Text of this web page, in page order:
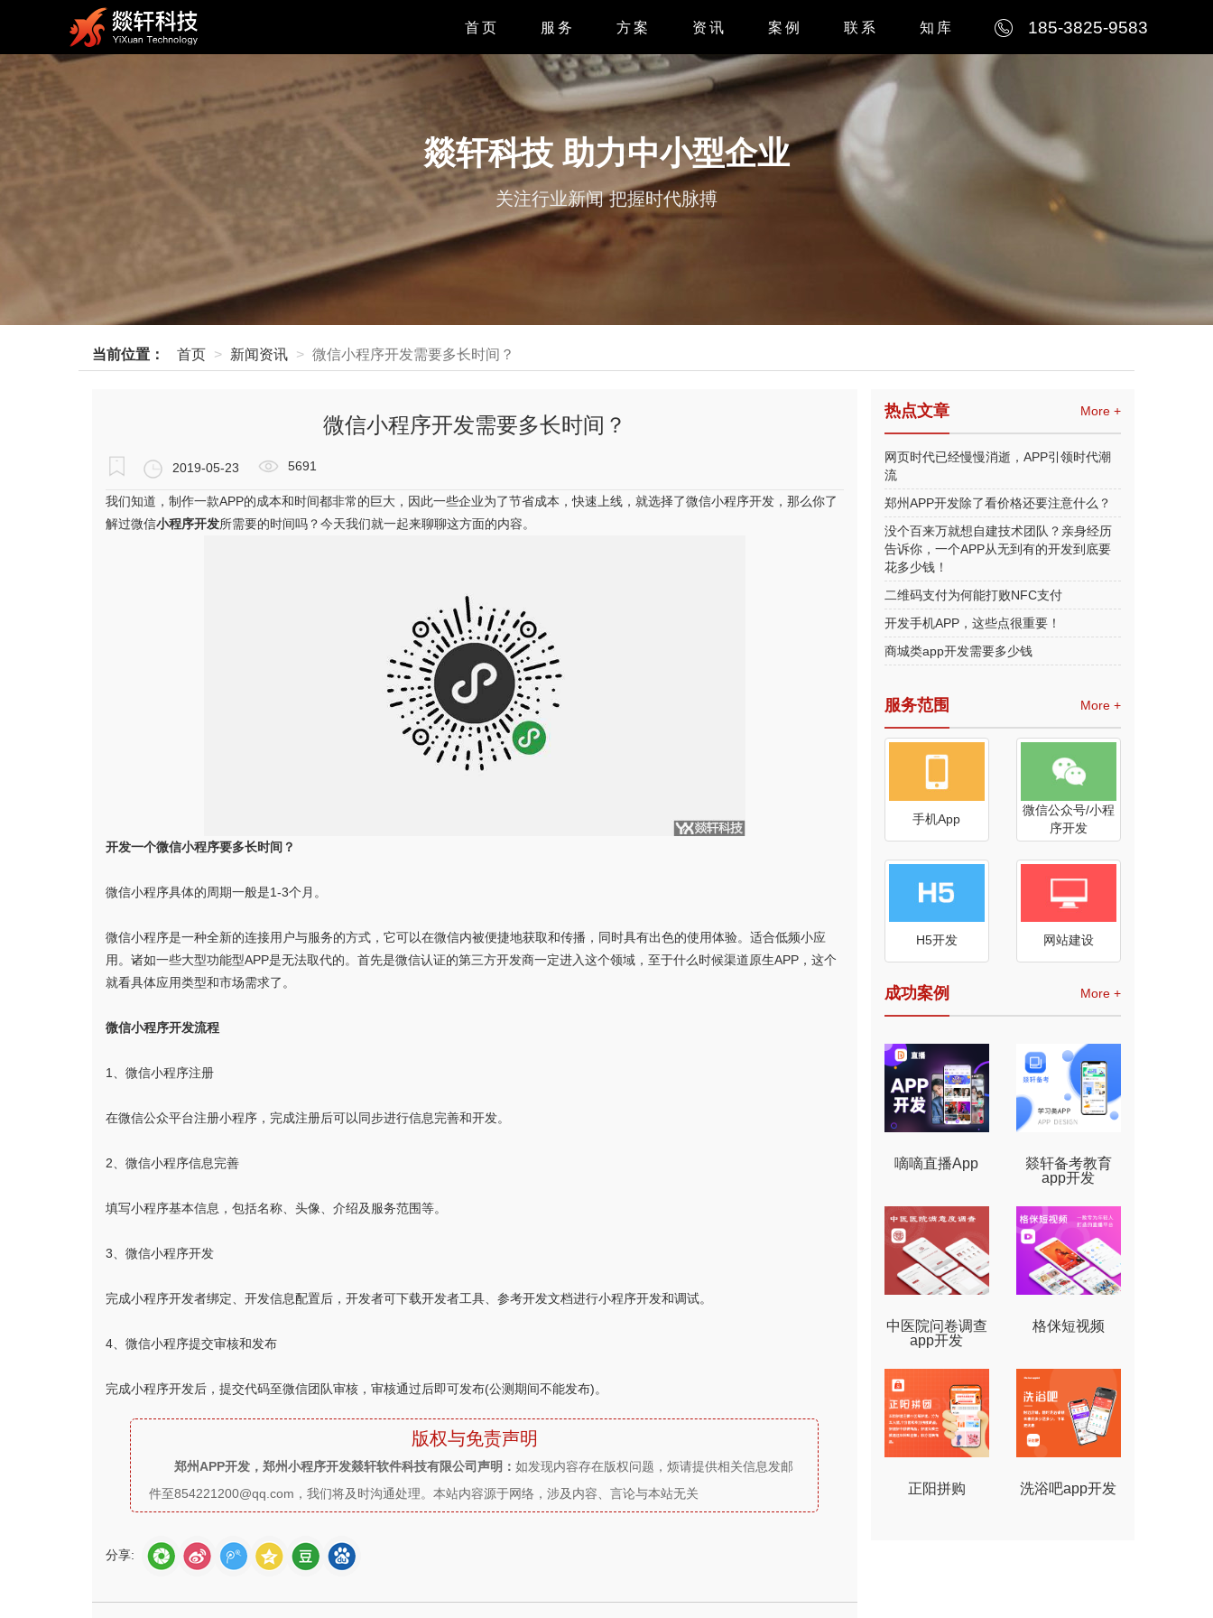
首页 服务
APP开发
小程序开发
微信开发
H5开发
网站设计
方案 资讯 案例
APP案例
小程序案例
系统案例
联系
公司简介
联系我们
人才招聘
知库 185-3825-9583
燚轩科技 助力中小型企业
关注行业新闻 把握时代脉搏
当前位置： 首页 新闻资讯 微信小程序开发需要多长时间？
微信小程序开发需要多长时间？
2019-05-23 5691
我们知道，制作一款APP的成本和时间都非常的巨大，因此一些企业为了节省成本，快速上线，就选择了微信小程序开发，那么你了
解过微信小程序开发所需要的时间吗？今天我们就一起来聊聊这方面的内容。
开发一个微信小程序要多长时间？
微信小程序具体的周期一般是1-3个月。
微信小程序是一种全新的连接用户与服务的方式，它可以在微信内被便捷地获取和传播，同时具有出色的使用体验。适合低频小应
用。诸如一些大型功能型APP是无法取代的。首先是微信认证的第三方开发商一定进入这个领域，至于什么时候渠道原生APP，这个
就看具体应用类型和市场需求了。
微信小程序开发流程
1、微信小程序注册
在微信公众平台注册小程序，完成注册后可以同步进行信息完善和开发。
2、微信小程序信息完善
填写小程序基本信息，包括名称、头像、介绍及服务范围等。
3、微信小程序开发
完成小程序开发者绑定、开发信息配置后，开发者可下载开发者工具、参考开发文档进行小程序开发和调试。
4、微信小程序提交审核和发布
完成小程序开发后，提交代码至微信团队审核，审核通过后即可发布(公测期间不能发布)。
版权与免责声明
郑州APP开发，郑州小程序开发燚轩软件科技有限公司声明：如发现内容存在版权问题，烦请提供相关信息发邮
件至854221200@qq.com，我们将及时沟通处理。本站内容源于网络，涉及内容、言论与本站无关
分享:
热点文章 More +
网页时代已经慢慢消逝，APP引领时代潮
流
郑州APP开发除了看价格还要注意什么？
没个百来万就想自建技术团队？亲身经历
告诉你，一个APP从无到有的开发到底要
花多少钱！
二维码支付为何能打败NFC支付
开发手机APP，这些点很重要！
商城类app开发需要多少钱
服务范围 More +
手机App
微信公众号/小程
序开发
H5开发 网站建设
成功案例 More +
嘀嘀直播App
燚轩备考教育
app开发
中医院问卷调查
app开发
格侎短视频
正阳拼购 洗浴吧app开发